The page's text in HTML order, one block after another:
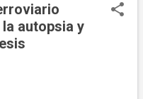
autopsia y